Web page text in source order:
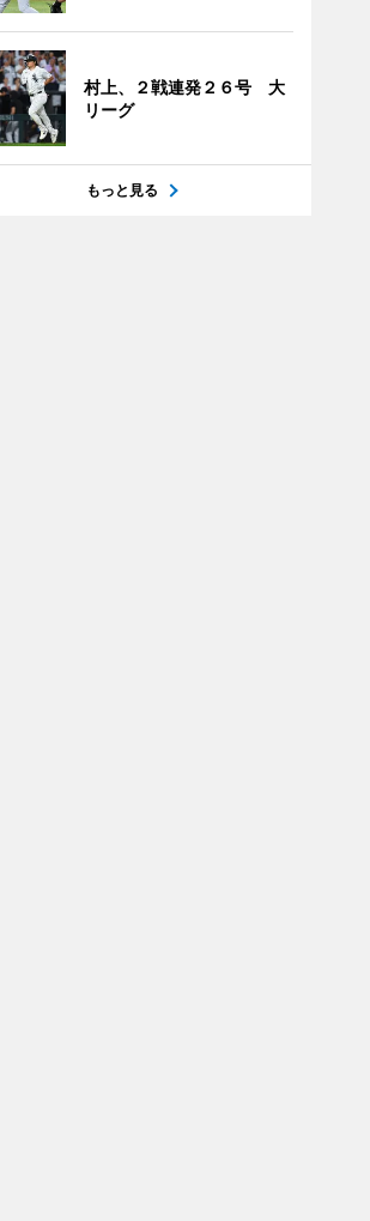
村上、２戦連発２６号 大
リーグ
もっと見る